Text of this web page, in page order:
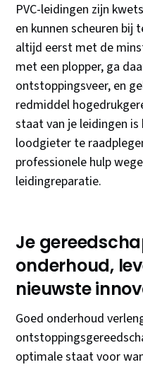
PVC-leidingen zijn
en kunnen scheuren bij
altijd eerst met de
met een plopper, ga
ontstoppingsveer, en
redmiddel
staat van je leidingen
loodgieter te
professionele hulp
leidingreparatie.
Je
onderhoud,
nieuwste
Goed onderhoud
optimale staat voor